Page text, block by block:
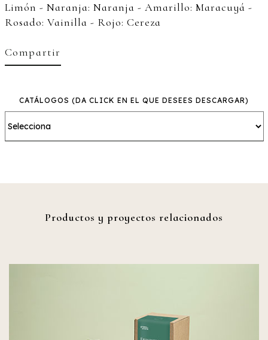
Limón - Naranja: Naranja - Amarillo: Maracuyá -
Rosado: Vainilla - Rojo: Cereza
Compartir
CATÁLOGOS (DA CLICK EN EL QUE DESEES DESCARGAR)
Productos y proyectos relacionados